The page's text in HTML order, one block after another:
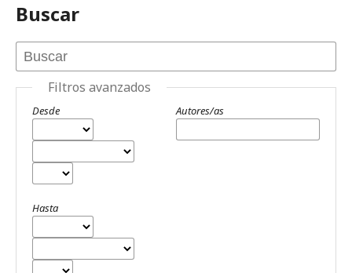
Buscar
Filtros avanzados
Desde
Hasta
Autores/as